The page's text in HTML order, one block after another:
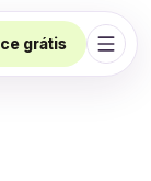
grátis
Abrir